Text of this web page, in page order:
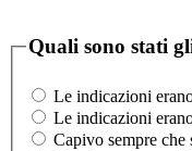
Quali sono stati
Le indicazioni
Le indicazioni
Capivo sempre che